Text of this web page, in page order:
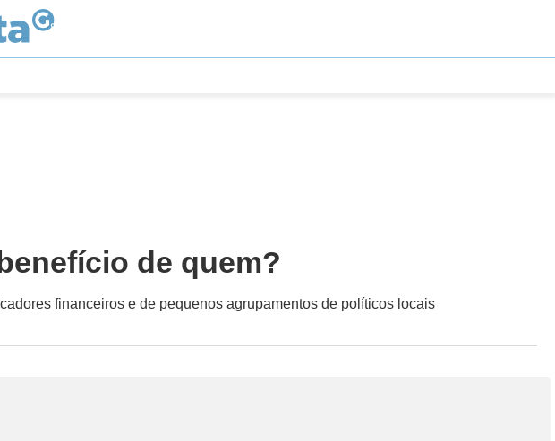
de quem?
financeiros e de pequenos agrupamentos de políticos locais